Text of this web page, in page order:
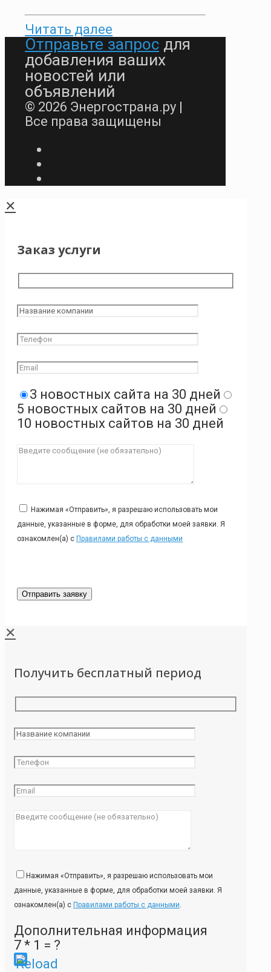
Читать далее
Отправьте запрос для
добавления ваших
новостей или
объявлений
© 2026 Энергострана.ру |
Все права защищены
✕
Заказ услуги
3 новостных сайта на 30 дней
5 новостных сайтов на 30 дней
10 новостных сайтов на 30 дней
Нажимая «Отправить», я разрешаю использовать мои
данные, указанные в форме, для обработки моей заявки. Я
ознакомлен(а) с Правилами работы с данными
✕
Получить бесплатный период
Нажимая «Отправить», я разрешаю использовать мои
данные, указанные в форме, для обработки моей заявки. Я
ознакомлен(а) с Правилами работы с данными.
Дополнительная информация
7 * 1 = ?